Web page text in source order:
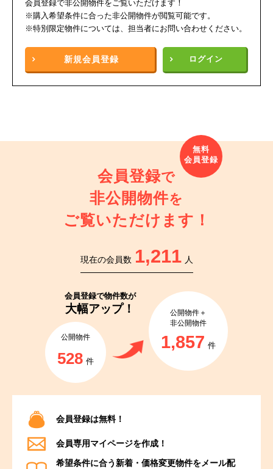
会員登録で非公開物件をご覧いただけます！
※購入希望条件に合った非公開物件が閲覧可能です。
※特別限定物件については、担当者にお問い合わせください。
新規会員登録 ログイン
会員登録で
非公開物件を
ご覧いただけます！
現在の会員数 1,211 人
会員登録で物件数が
大幅アップ！
公開物件
528 件
公開物件＋
非公開物件
1,857 件
会員登録は無料！
会員専用マイページを作成！
希望条件に合う新着・価格変更物件をメール配